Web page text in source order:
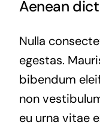
Aenean
Nulla
egestas.
bibendum
non
eu urna vitae